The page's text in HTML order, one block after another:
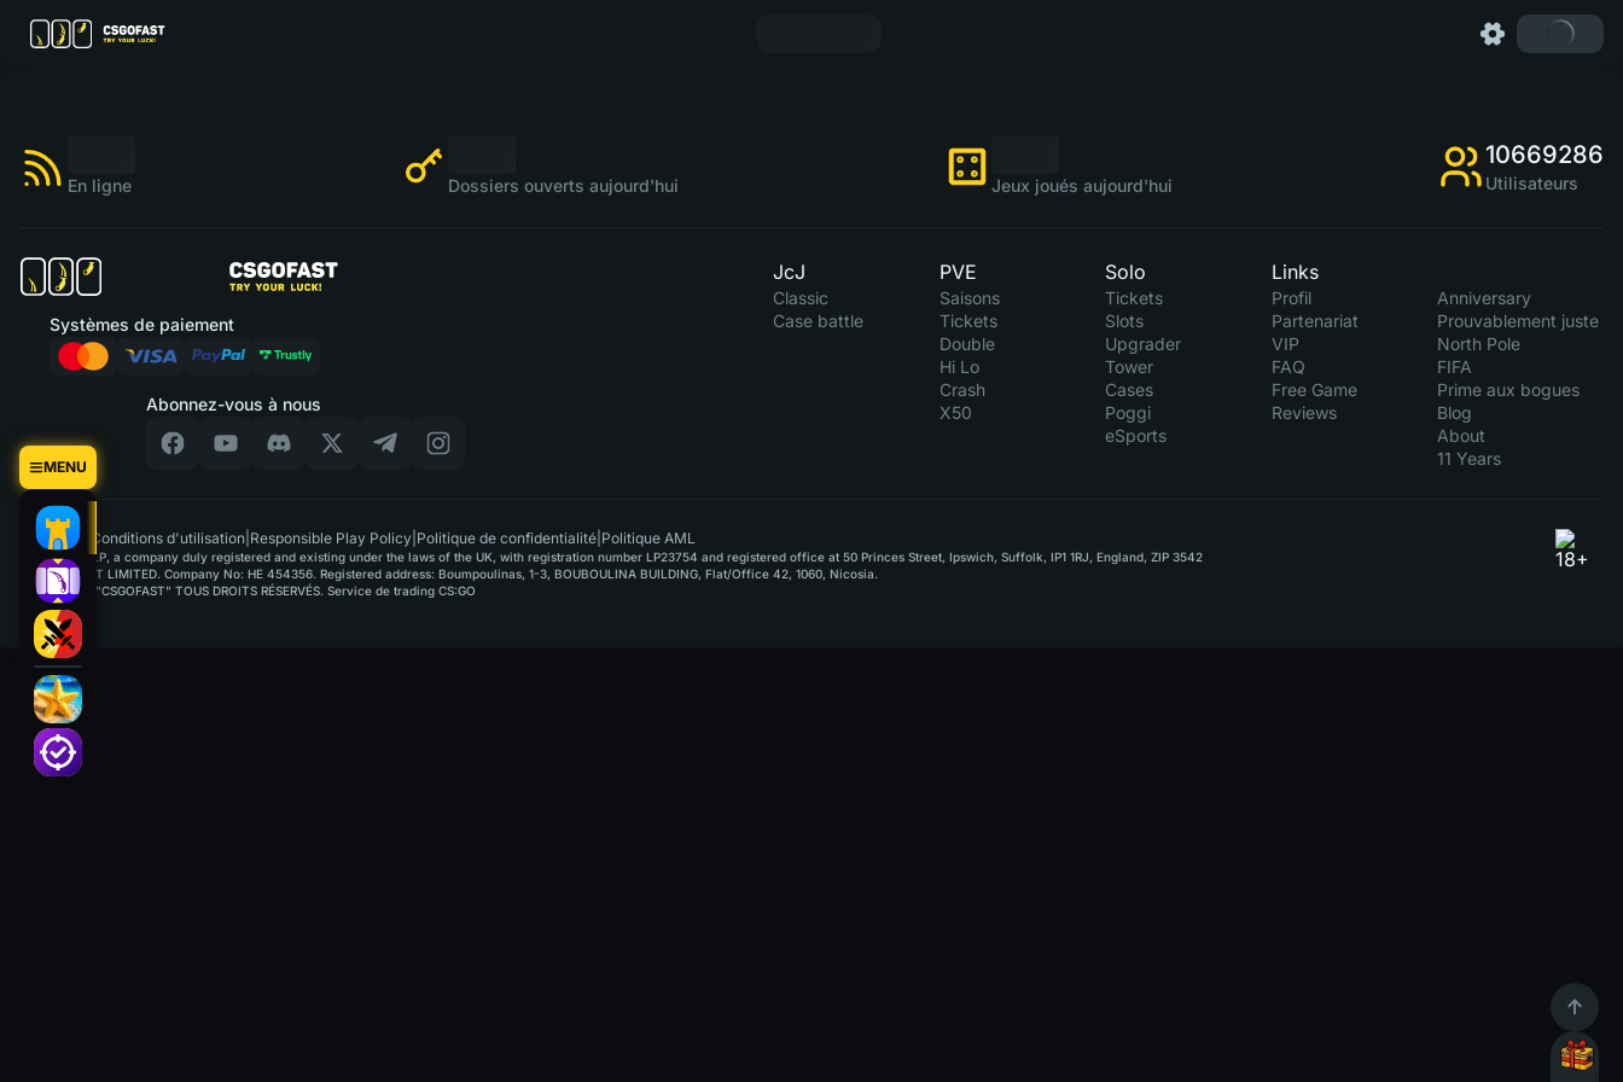
MENU
En ligne Dossiers ouverts aujourd'hui Jeux joués aujourd'hui
10669286
Utilisateurs
Abonnez-vous à nous
Systèmes de paiement
JcJ
Classic
Case battle
PVE
Saisons
Tickets
Double
Hi Lo
Crash
X50
Solo
Tickets
Slots
Upgrader
Tower
Cases
Poggi
eSports
Links
Profil
Partenariat
VIP
FAQ
Free Game
Reviews
Anniversary
Prouvablement juste
North Pole
FIFA
Prime aux bogues
Blog
About
11 Years
FR Conditions d'utilisation Responsible Play Policy Politique de confidentialité Politique AML
GAMUSOFT LP, a company duly registered and existing under the laws of the UK, with registration number LP23754 and registered office at 50 Princes Street, Ipswich, Suffolk, IP1 1RJ, England, ZIP 3542
PAYPLAYSOFT LIMITED. Company No: HE 454356. Registered address: Boumpoulinas, 1-3, BOUBOULINA BUILDING, Flat/Office 42, 1060, Nicosia.
©2015-2026 "CSGOFAST" TOUS DROITS RÉSERVÉS. Service de trading CS:GO